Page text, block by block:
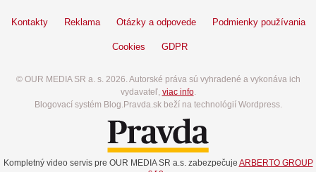
Kontakty Reklama Otázky a odpovede Podmienky používania
Cookies GDPR
© OUR MEDIA SR a. s. 2026. Autorské práva sú vyhradené a vykonáva ich
vydavateľ, viac info.
Blogovací systém Blog.Pravda.sk beží na technológií Wordpress.
Kompletný video servis pre OUR MEDIA SR a.s. zabezpečuje ARBERTO GROUP